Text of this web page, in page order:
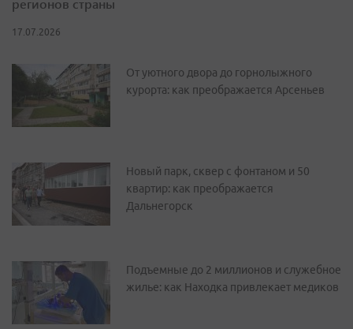
регионов страны
17.07.2026
От уютного двора до горнолыжного
курорта: как преображается Арсеньев
Новый парк, сквер с фонтаном и 50
квартир: как преображается
Дальнегорск
Подъемные до 2 миллионов и служебное
жилье: как Находка привлекает медиков